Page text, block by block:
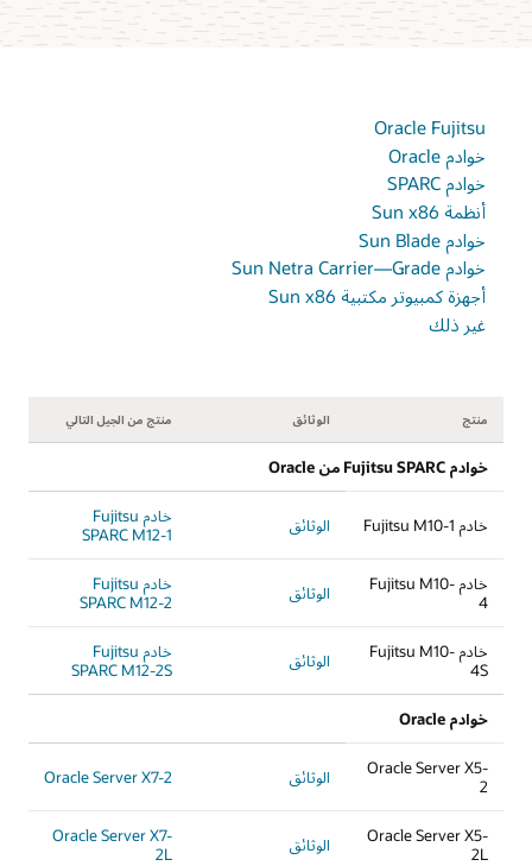
Oracle Fujitsu
خوادم Oracle
خوادم SPARC
أنظمة Sun x86
خوادم Sun Blade
خوادم Sun Netra Carrier—Grade
أجهزة كمبيوتر مكتبية Sun x86
غير ذلك
منتج الوثائق منتج من الجيل التالي
خوادم Fujitsu SPARC من Oracle
خادم Fujitsu M10-1 الوثائق
خادم Fujitsu
SPARC M12-1
خادم Fujitsu M10-
4
الوثائق
خادم Fujitsu
SPARC M12-2
خادم Fujitsu M10-
4S
الوثائق
خادم Fujitsu
SPARC M12-2S
خوادم Oracle
Oracle Server X5-
2
الوثائق Oracle Server X7-2
Oracle Server X5-
2L
الوثائق
Oracle Server X7-
2L